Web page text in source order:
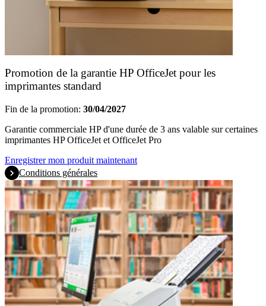
Promotion de la garantie HP OfficeJet pour les
imprimantes standard
Fin de la promotion: 30/04/2027
Garantie commerciale HP d'une durée de 3 ans valable sur certaines
imprimantes HP OfficeJet et OfficeJet Pro
Enregistrer mon produit maintenant
Conditions générales